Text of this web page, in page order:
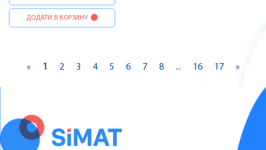
ДОДАТИ В КОРЗИНУ
« 1 2 3 4 5 6 7 8 ... 16 17 »